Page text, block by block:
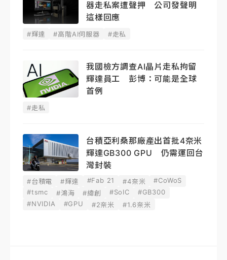
器走私案遭聲押 公司發聲明
這樣回應
#輝達 #高階AI伺服器 #走私
我國檢方調查AI晶片走私拘留
輝達員工 彭博：可能是全球
首例
#走私
台積亞利桑那廠產出首批4奈米
輝達GB300 GPU 仍需運回台
灣封裝
#台積電 #輝達 #Fab 21 #4奈米
#CoWoS
#tsmc
#鴻海 #緯創 #SoIC
#GB300
#NVIDIA
#GPU #2奈米 #1.6奈米